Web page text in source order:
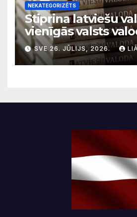
NEKATEGORIZĒTS
Stiprina latviešu
vienīgās valsts
sabiedriskajos
SVE 26. JŪLIJS, 2026.